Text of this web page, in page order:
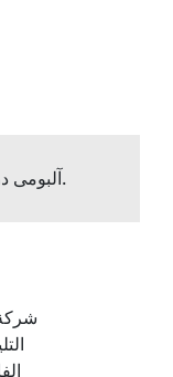
آلبومی در سیستم شما ثبت نشده است.